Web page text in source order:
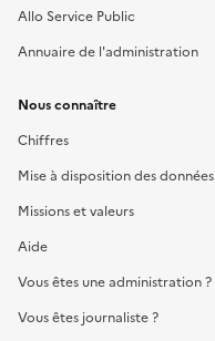
Allo Service Public
Annuaire de l'administration
Nous connaître
Chiffres
Mise à disposition des données
Missions et valeurs
Aide
Vous êtes une administration ?
Vous êtes journaliste ?